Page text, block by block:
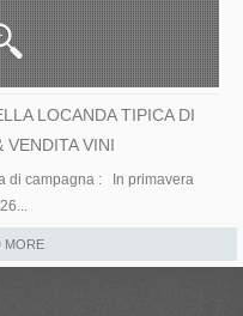
LOCANDA TIPICA DI
VENDITA VINI
di campagna : In primavera
MORE